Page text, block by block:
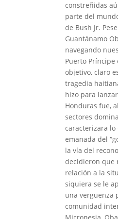
constreñidas
parte del
de Bush Jr.
Guantánamo
navegando
Puerto
objetivo, claro
tragedia
hizo para
Honduras fue,
sectores
caracterizara lo
emanada del
la vía del
decidieron que
relación a la
siquiera se le
una vergüenza
comunidad